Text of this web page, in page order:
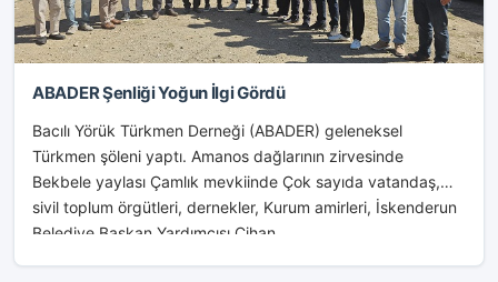
ABADER Şenliği Yoğun İlgi Gördü
Bacılı Yörük Türkmen Derneği (ABADER) geleneksel
Türkmen şöleni yaptı. Amanos dağlarının zirvesinde
Bekbele yaylası Çamlık mevkiinde Çok sayıda vatandaş,
sivil toplum örgütleri, dernekler, Kurum amirleri, İskenderun
Belediye Başkan Yardımcısı Cihan...